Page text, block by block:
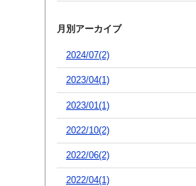
月別アーカイブ
2024/07(2)
2023/04(1)
2023/01(1)
2022/10(2)
2022/06(2)
2022/04(1)